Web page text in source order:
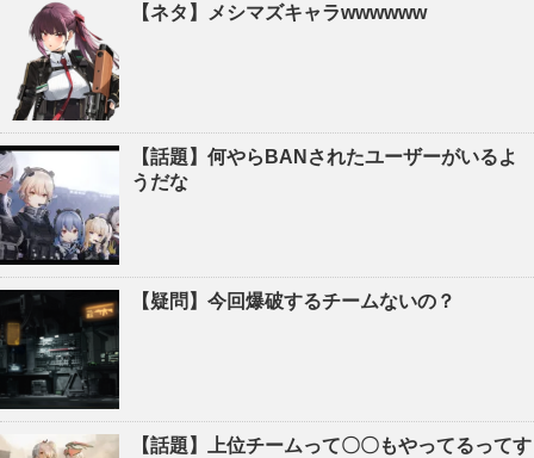
【ネタ】メシマズキャラwwwwww
【話題】何やらBANされたユーザーがいるよ
うだな
【疑問】今回爆破するチームないの？
【話題】上位チームって〇〇もやってるってす